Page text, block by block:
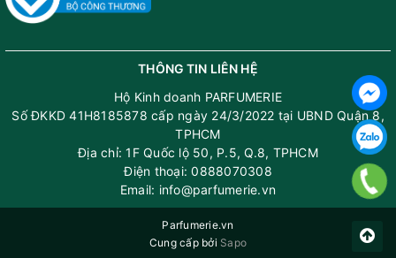
THÔNG TIN LIÊN HỆ
Hộ Kinh doanh PARFUMERIE
Số ĐKKD 41H8185878 cấp ngày 24/3/2022 tại UBND Quận 8,
TPHCM
Địa chỉ: 1F Quốc lộ 50, P.5, Q.8, TPHCM
Điện thoại: 0888070308
Email: info@parfumerie.vn
Parfumerie.vn
Cung cấp bởi Sapo